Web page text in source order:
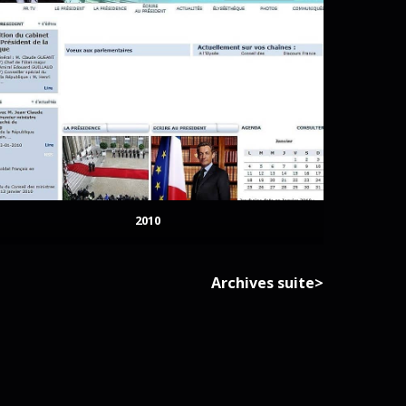
2010
Archives suite>